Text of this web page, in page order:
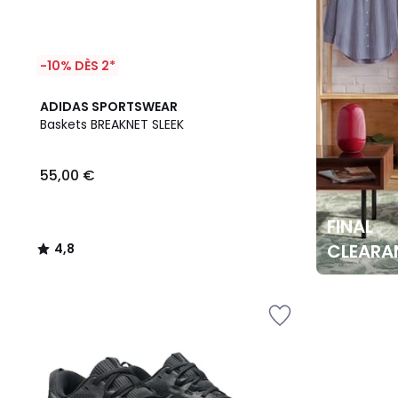
-10% DÈS 2*
ADIDAS SPORTSWEAR
Baskets BREAKNET SLEEK
55,00 €
4,8
/ 5
4,8
/
FINAL